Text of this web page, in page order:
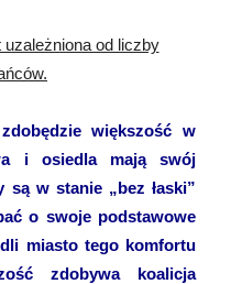
od liczby
większość w
i osiedla mają swój
w stanie „bez łaski”
o swoje podstawowe
miasto tego komfortu
zdobywa koalicja